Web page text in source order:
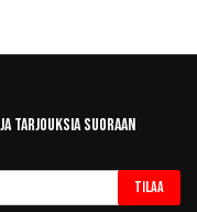
tarjouksia suoraan
Tilaa